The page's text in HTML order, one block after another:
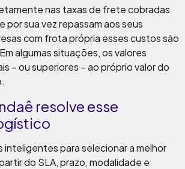
nas taxas de frete cobradas
por sua vez repassam aos seus
com frota própria esses custos são
algumas situações, os valores
– ou superiores – ao próprio valor do
resolve esse
inteligentes para selecionar a melhor
do SLA, prazo, modalidade e